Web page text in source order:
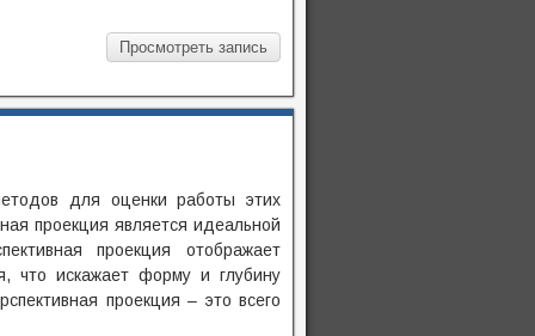
Просмотреть запись
для оценки работы этих
проекция является идеальной
проекция отображает
что искажает форму и глубину
проекция – это всего